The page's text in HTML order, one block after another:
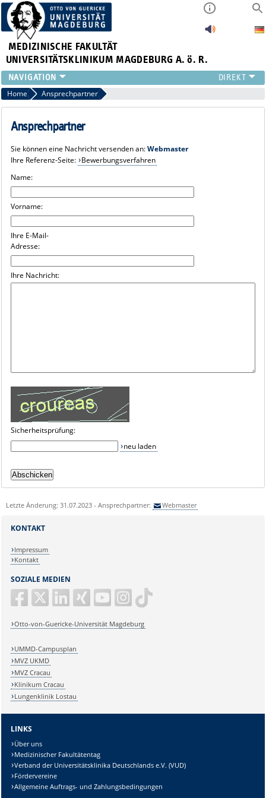
MEDIZINISCHE FAKULTÄT
UNIVERSITÄTSKLINIKUM MAGDEBURG A. ö. R.
INSTITUTE
KLINIKEN
ZENTRALE EINRICHTUNGEN
PRESSE
INTERNATIONAL
INTRANET
Home Ansprechpartner
Ansprechpartner
Sie können eine Nachricht versenden an:Webmaster
Ihre Referenz-Seite: Bewerbungsverfahren
Name:
Vorname:
Ihre E-Mail-
Adresse:
Ihre Nachricht:
Sicherheitsprüfung:
neu laden
Letzte Änderung: 31.07.2023 - Ansprechpartner: Webmaster
SOZIALE MEDIEN
Otto-von-Guericke-Universität Magdeburg
KONTAKT
Impressum
Kontakt
UMMD-Campusplan
MVZ UKMD
MVZ Cracau
Klinikum Cracau
Lungenklinik Lostau
LINKS
Über uns
Medizinischer Fakultätentag
Verband der Universitätsklinika Deutschlands e.V. (VUD)
Fördervereine
Allgemeine Auftrags- und Zahlungsbedingungen